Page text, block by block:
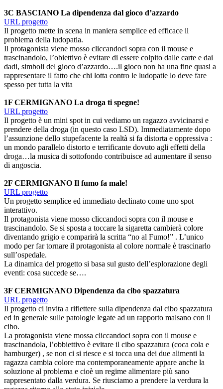
3C BASCIANO La dipendenza dal gioco d’azzardo
URL progetto
Il progetto mette in scena in maniera semplice ed efficace il
problema della ludopatia.
Il protagonista viene mosso cliccandoci sopra con il mouse e
trascinandolo, l’obiettivo è evitare di essere colpito dalle carte e dai
dadi, simboli del gioco d’azzardo….il gioco non ha una fine quasi a
rappresentare il fatto che chi lotta contro le ludopatie lo deve fare
spesso per tutta la vita
1F CERMIGNANO La droga ti spegne!
URL progetto
Il progetto è un mini spot in cui vediamo un ragazzo avvicinarsi e
prendere della droga (in questo caso LSD). Immediatamente dopo
l’assunzione dello stupefacente la realtà si fa distorta e oppressiva :
un mondo parallelo distorto e terrificante dovuto agli effetti della
droga…la musica di sottofondo contribuisce ad aumentare il senso
di angoscia.
2F CERMIGNANO Il fumo fa male!
URL progetto
Un progetto semplice ed immediato declinato come uno spot
interattivo.
Il protagonista viene mosso cliccandoci sopra con il mouse e
trascinandolo. Se si sposta a toccare la sigaretta cambierà colore
diventando grigio e comparirà la scritta “no al Fumo!” . L’unico
modo per far tornare il protagonista al colore normale è trascinarlo
sull’ospedale.
La dinamica del progetto si basa sul gusto dell’esplorazione degli
eventi: cosa succede se….
3F CERMIGNANO Dipendenza da cibo spazzatura
URL progetto
Il progetto ci invita a riflettere sulla dipendenza dal cibo spazzatura
ed in generale sulle patologie legate ad un rapporto malsano con il
cibo.
La protagonista viene mossa cliccandoci sopra con il mouse e
trascinandola, l’obbiettivo è evitare il cibo spazzatura (coca cola e
hamburger) , se non ci si riesce e si tocca una dei due alimenti la
ragazza cambia colore ma contemporaneamente appare anche la
soluzione al problema e cioè un regime alimentare più sano
rappresentato dalla verdura. Se riusciamo a prendere la verdura la